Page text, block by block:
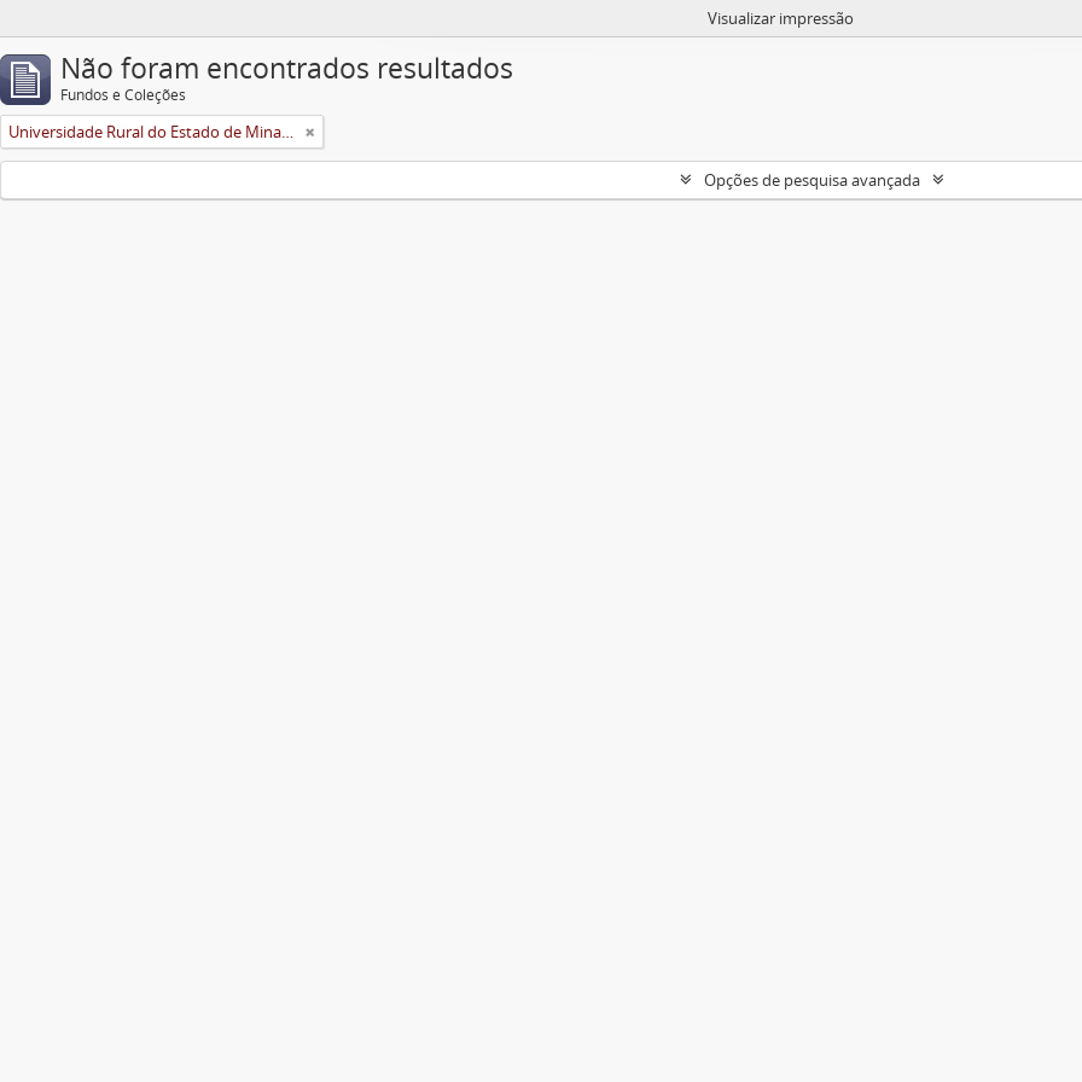
Visualizar impressão
Não foram encontrados resultados
Fundos e Coleções
Universidade Rural do Estado de Minas Gerais (Uremg)
Opções de pesquisa avançada